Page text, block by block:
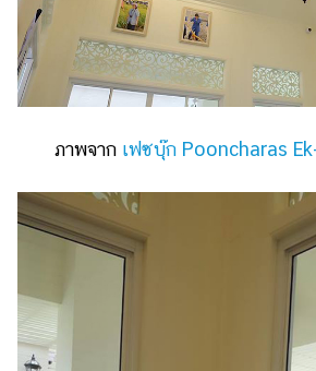
ภาพจาก เฟซบุ๊ก Pooncharas